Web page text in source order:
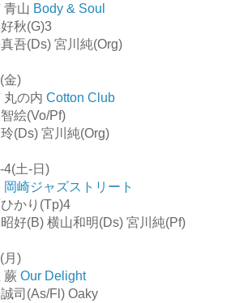
青山 Body & Soul
秋(G)3
吾(Ds) 宮川純(Org)
金)
丸の内 Cotton Club
絵(Vo/Pf)
(Ds) 宮川純(Org)
4(土-日)
岡崎ジャズストリート
かり(Tp)4
好(B) 横山和明(Ds) 宮川純(Pf)
月)
蕨 Our Delight
司(As/Fl) Oaky